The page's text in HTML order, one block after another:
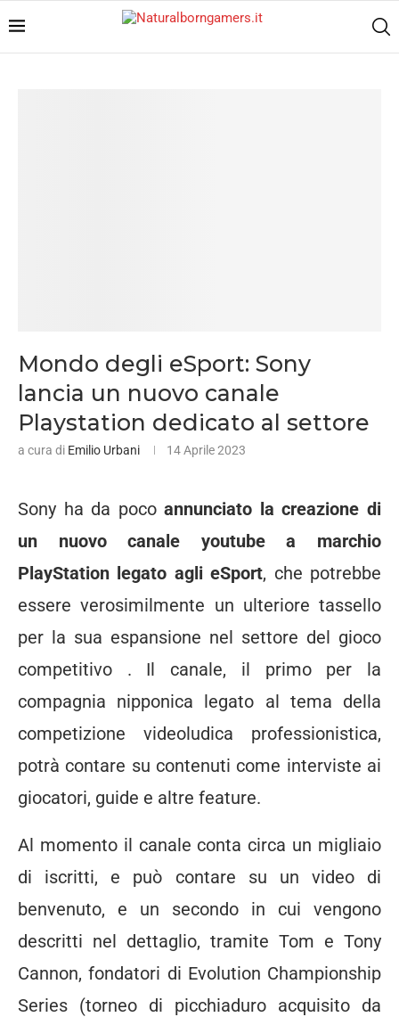
Mondo degli eSport: Sony
lancia un nuovo canale
Playstation dedicato al settore
a cura di Emilio Urbani 14 Aprile 2023
Sony ha da pocoannunciato la creazione di
un nuovo canale youtube a marchio
PlayStation legato agli eSport, che potrebbe
essere verosimilmente un ulteriore tassello
per la sua espansione nel settore del gioco
competitivo . Il canale, il primo per la
compagnia nipponica legato al tema della
competizione videoludica professionistica,
potrà contare su contenuti come interviste ai
giocatori, guide e altre feature.
Al momento il canale conta circa un migliaio
di iscritti, e può contare su un video di
benvenuto, e un secondo in cui vengono
descritti nel dettaglio, tramite Tom e Tony
Cannon, fondatori di Evolution Championship
Series (torneo di picchiaduro acquisito da